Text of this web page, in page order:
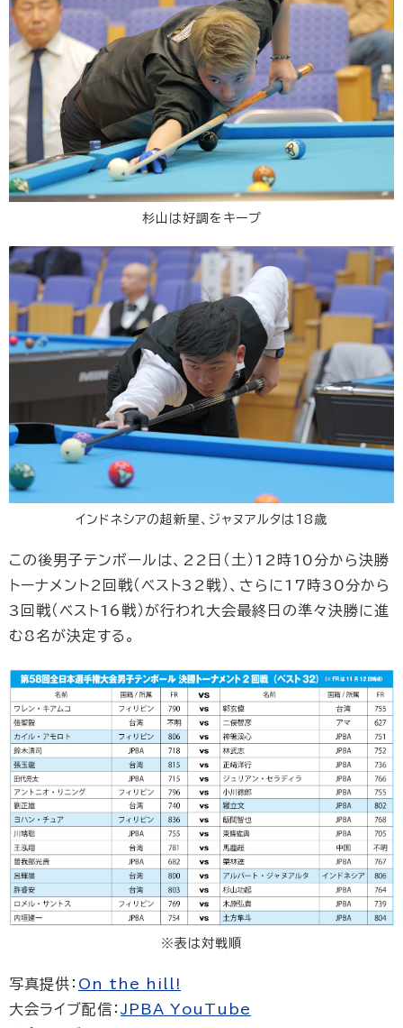
杉山は好調をキープ
インドネシアの超新星、ジャヌアルタは18歳
この後男子テンボールは、22日（土）12時10分から決勝
トーナメント2回戦（ベスト32戦）、さらに17時30分から
3回戦（ベスト16戦）が行われ大会最終日の準々決勝に進
む8名が決定する。
※表は対戦順
写真提供： On the hill!
大会ライブ配信： JPBA YouTube